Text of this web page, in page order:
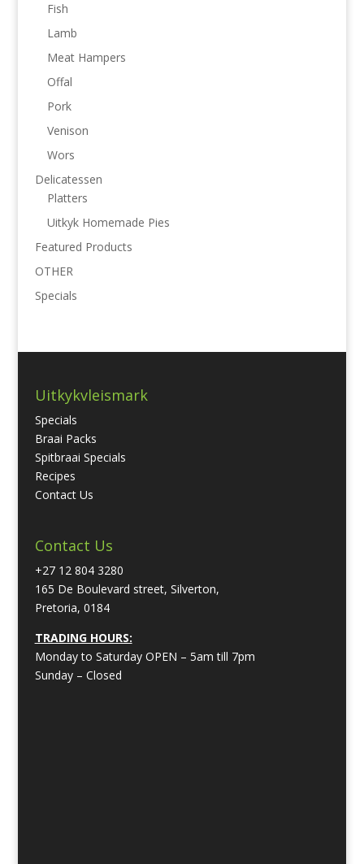
Fish
Lamb
Meat Hampers
Offal
Pork
Venison
Wors
Delicatessen
Platters
Uitkyk Homemade Pies
Featured Products
OTHER
Specials
Uitkykvleismark
Specials
Braai Packs
Spitbraai Specials
Recipes
Contact Us
Contact Us
+27 12 804 3280
165 De Boulevard street, Silverton,
Pretoria, 0184
TRADING HOURS:
Monday to Saturday OPEN – 5am till 7pm
Sunday – Closed